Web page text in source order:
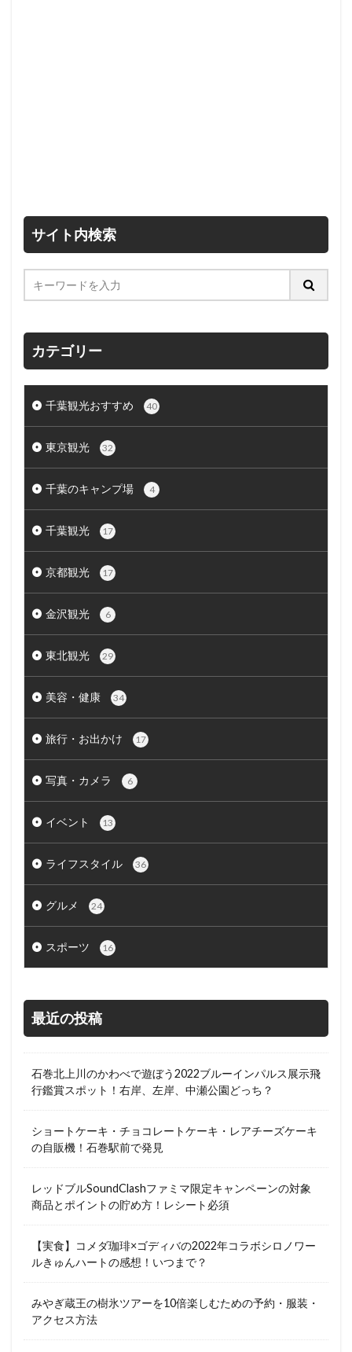
サイト内検索
カテゴリー
千葉観光おすすめ 40
東京観光 32
千葉のキャンプ場 4
千葉観光 17
京都観光 17
金沢観光 6
東北観光 29
美容・健康 34
旅行・お出かけ 17
写真・カメラ 6
イベント 13
ライフスタイル 36
グルメ 24
スポーツ 16
最近の投稿
石巻北上川のかわべで遊ぼう2022ブルーインパルス展示飛
行鑑賞スポット！右岸、左岸、中瀬公園どっち？
ショートケーキ・チョコレートケーキ・レアチーズケーキ
の自販機！石巻駅前で発見
レッドブルSoundClashファミマ限定キャンペーンの対象
商品とポイントの貯め方！レシート必須
【実食】コメダ珈琲×ゴディバの2022年コラボシロノワー
ルきゅんハートの感想！いつまで？
みやぎ蔵王の樹氷ツアーを10倍楽しむための予約・服装・
アクセス方法